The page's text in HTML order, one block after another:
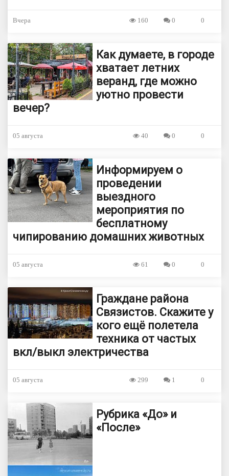
Вчера 0
0
160
Как думаете, в городе
хватает летних
веранд, где можно
уютно провести
вечер?
05 августа 0
0
40
Информируем о
проведении
выездного
мероприятия по
бесплатному
чипированию домашних животных
05 августа 0
0
61
Граждане района
Связистов. Скажите у
кого ещё полетела
техника от частых
вкл/выкл электричества
05 августа 0
1
299
Рубрика «До» и
«После»